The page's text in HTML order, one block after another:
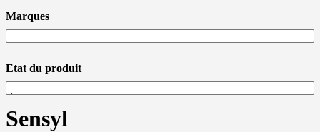
Marques
Etat du produit
Sensyl